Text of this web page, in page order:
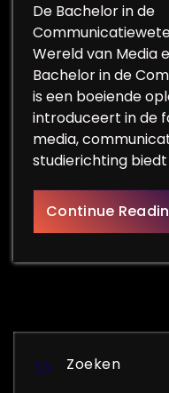
De Bachelor in de
Wereld van Media
Bachelor in de
is een boeiende
introduceert in de
media,
studierichting
Continue
Zoeken